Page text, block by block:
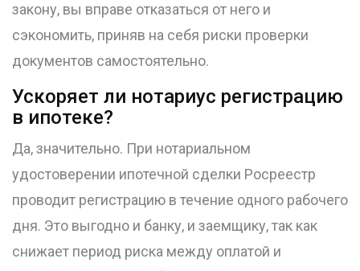
закону, вы вправе отказаться от него и
сэкономить, приняв на себя риски проверки
документов самостоятельно.
Ускоряет ли нотариус регистрацию
в ипотеке?
Да, значительно. При нотариальном
удостоверении ипотечной сделки Росреестр
проводит регистрацию в течение одного рабочего
дня. Это выгодно и банку, и заемщику, так как
снижает период риска между оплатой и